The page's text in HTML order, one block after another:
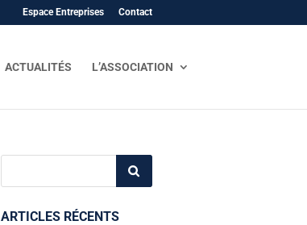
Espace Entreprises Contact
ACTUALITÉS L’ASSOCIATION
ARTICLES RÉCENTS